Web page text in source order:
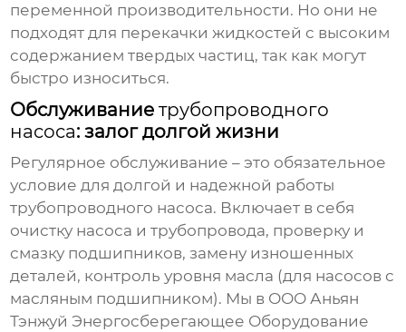
переменной производительности. Но они не
подходят для перекачки жидкостей с высоким
содержанием твердых частиц, так как могут
быстро износиться.
Обслуживаниетрубопроводного
насоса: залог долгой жизни
Регулярное обслуживание – это обязательное
условие для долгой и надежной работы
трубопроводного насоса. Включает в себя
очистку насоса и трубопровода, проверку и
смазку подшипников, замену изношенных
деталей, контроль уровня масла (для насосов с
масляным подшипником). Мы в ООО Аньян
Тэнжуй Энергосберегающее Оборудование